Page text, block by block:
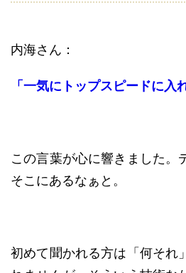
内海さん：
「一気にトップスピードに入
この言葉が心に響きました。
そこにあるなぁと。
初めて聞かれる方は「何それ